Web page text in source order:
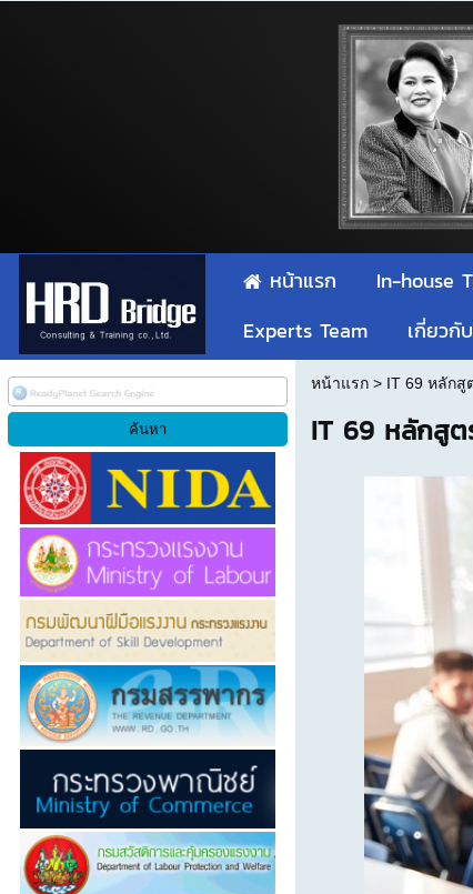
หน้าแรก In-house
Experts Team
เกี่ยวกั
หน้าแรก> IT 69 หลักสู
IT 69 หลักสูต